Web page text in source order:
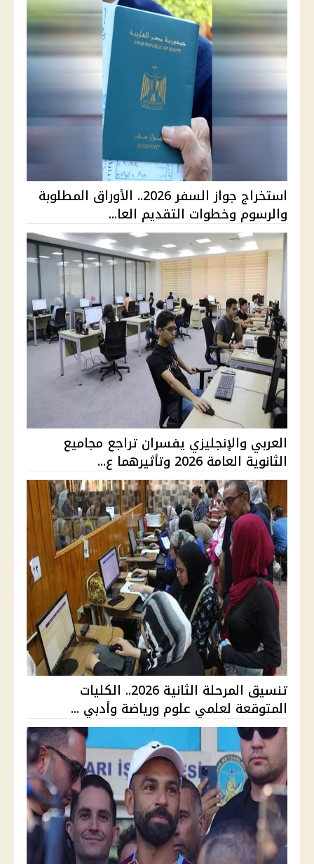
استخراج جواز السفر 2026.. الأوراق المطلوبة
والرسوم وخطوات التقديم العا...
العربي والإنجليزي يفسران تراجع مجاميع
الثانوية العامة 2026 وتأثيرهما ع...
تنسيق المرحلة الثانية 2026.. الكليات
المتوقعة لعلمي علوم ورياضة وأدبي ...